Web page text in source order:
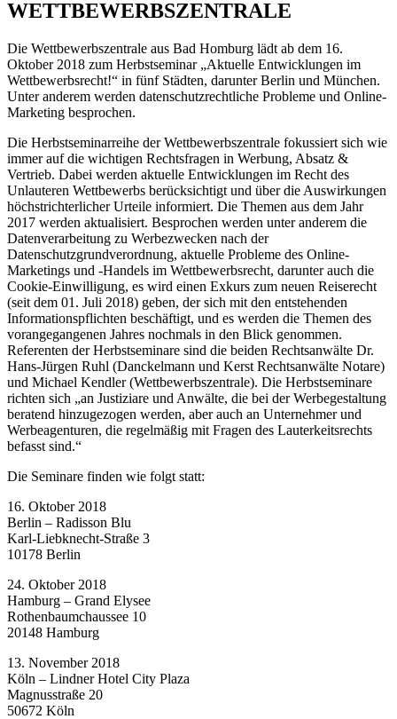
WETTBEWERBSZENTRALE
Die Wettbewerbszentrale aus Bad Homburg lädt ab dem 16.
Oktober 2018 zum Herbstseminar „Aktuelle Entwicklungen im
Wettbewerbsrecht!“ in fünf Städten, darunter Berlin und München.
Unter anderem werden datenschutzrechtliche Probleme und Online-
Marketing besprochen.
Die Herbstseminarreihe der Wettbewerbszentrale fokussiert sich wie
immer auf die wichtigen Rechtsfragen in Werbung, Absatz &
Vertrieb. Dabei werden aktuelle Entwicklungen im Recht des
Unlauteren Wettbewerbs berücksichtigt und über die Auswirkungen
höchstrichterlicher Urteile informiert. Die Themen aus dem Jahr
2017 werden aktualisiert. Besprochen werden unter anderem die
Datenverarbeitung zu Werbezwecken nach der
Datenschutzgrundverordnung, aktuelle Probleme des Online-
Marketings und -Handels im Wettbewerbsrecht, darunter auch die
Cookie-Einwilligung, es wird einen Exkurs zum neuen Reiserecht
(seit dem 01. Juli 2018) geben, der sich mit den entstehenden
Informationspflichten beschäftigt, und es werden die Themen des
vorangegangenen Jahres nochmals in den Blick genommen.
Referenten der Herbstseminare sind die beiden Rechtsanwälte Dr.
Hans-Jürgen Ruhl (Danckelmann und Kerst Rechtsanwälte Notare)
und Michael Kendler (Wettbewerbszentrale). Die Herbstseminare
richten sich „an Justiziare und Anwälte, die bei der Werbegestaltung
beratend hinzugezogen werden, aber auch an Unternehmer und
Werbeagenturen, die regelmäßig mit Fragen des Lauterkeitsrechts
befasst sind.“
Die Seminare finden wie folgt statt:
16. Oktober 2018
Berlin – Radisson Blu
Karl-Liebknecht-Straße 3
10178 Berlin
24. Oktober 2018
Hamburg – Grand Elysee
Rothenbaumchaussee 10
20148 Hamburg
13. November 2018
Köln – Lindner Hotel City Plaza
Magnusstraße 20
50672 Köln